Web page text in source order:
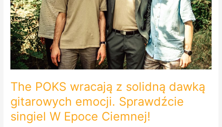
The POKS wracają z solidną dawką
gitarowych emocji. Sprawdźcie
singiel W Epoce Ciemnej!
gitarowych
emocji.
Sprawdźcie
singiel
W
Epoce
Ciemnej!